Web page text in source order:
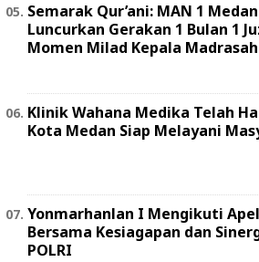
Semarak Qur’ani: MAN 1 Medan
Luncurkan Gerakan 1 Bulan 1
Momen Milad Kepala Madrasah
Klinik Wahana Medika Telah
Kota Medan Siap Melayani
Yonmarhanlan I Mengikuti Apel
Bersama Kesiagapan dan
POLRI